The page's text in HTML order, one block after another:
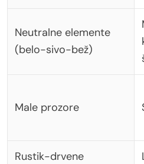
Neutralne elemente
(belo-sivo-bež)
Male prozore
Rustik-drvene